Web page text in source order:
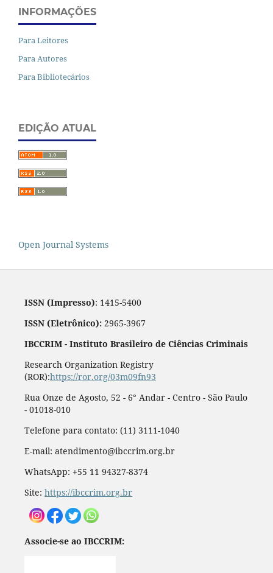
INFORMAÇÕES
Para Leitores
Para Autores
Para Bibliotecários
EDIÇÃO ATUAL
Open Journal Systems
ISSN (Impresso): 1415-5400
ISSN (Eletrônico): 2965-3967
IBCCRIM - Instituto Brasileiro de Ciências Criminais
Research Organization Registry
(ROR):https://ror.org/03m09fn93
Rua Onze de Agosto, 52 - 6° Andar - Centro - São Paulo
- 01018-010
Telefone para contato: (11) 3111-1040
E-mail: atendimento@ibccrim.org.br
WhatsApp: +55 11 94327-8374
Site: https://ibccrim.org.br
Associe-se ao IBCCRIM: